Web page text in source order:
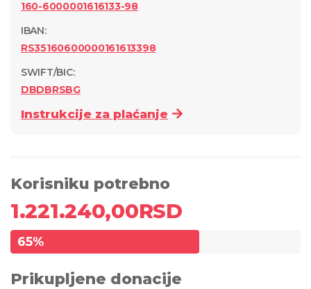
160-6000001616133-98
IBAN:
RS35160600000161613398
SWIFT/BIC:
DBDBRSBG
Instrukcije za plaćanje
Korisniku potrebno
1.221.240,00RSD
65%
Prikupljene donacije